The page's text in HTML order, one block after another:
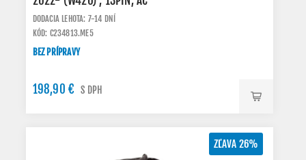
DODACIA LEHOTA: 7-14 DNÍ
KÓD: C234813.ME5
BEZ PRÍPRAVY
198,90 € S DPH
ZĽAVA 26%